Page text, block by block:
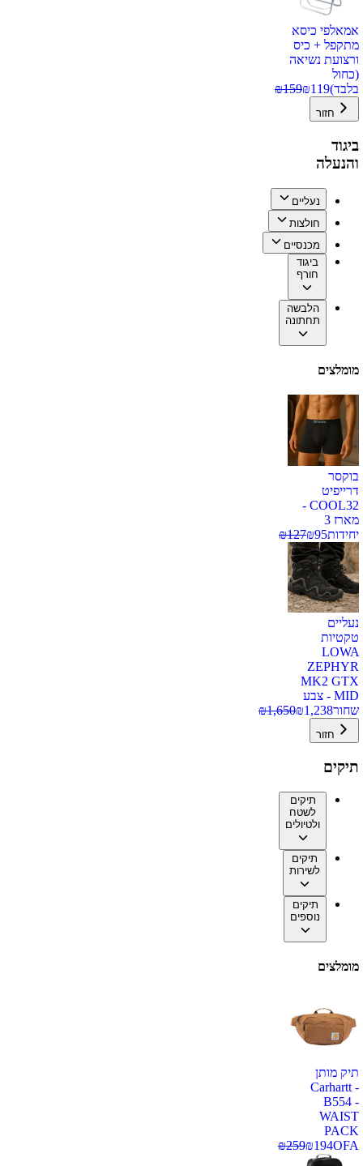
אמאלפי כיסא
מתקפל + כיס
ורצועת נשיאה
(כחול
בלבד)
₪119
₪159
חזור
ביגוד
והנעלה
נעליים
חולצות
מכנסיים
ביגוד
חורף
הלבשה
תחתונה
מומלצים
בוקסר
דרייפיט
COOL32 -
מארז 3
יחידות
₪95
₪127
נעליים
טקטיות
LOWA
ZEPHYR
MK2 GTX
MID - צבע
שחור
₪1,238
₪1,650
חזור
תיקים
תיקים
לשטח
ולטיולים
תיקים
לשירות
תיקים
נוספים
מומלצים
תיק מותן
Carhartt -
B554 -
WAIST
PACK
OFA
₪194
₪259